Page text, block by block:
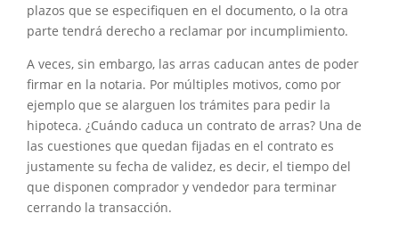
plazos que se especifiquen en el documento, o la otra
parte tendrá derecho a reclamar por incumplimiento.
A veces, sin embargo, las arras caducan antes de poder
firmar en la notaria. Por múltiples motivos, como por
ejemplo que se alarguen los trámites para pedir la
hipoteca. ¿Cuándo caduca un contrato de arras? Una de
las cuestiones que quedan fijadas en el contrato es
justamente su fecha de validez, es decir, el tiempo del
que disponen comprador y vendedor para terminar
cerrando la transacción.